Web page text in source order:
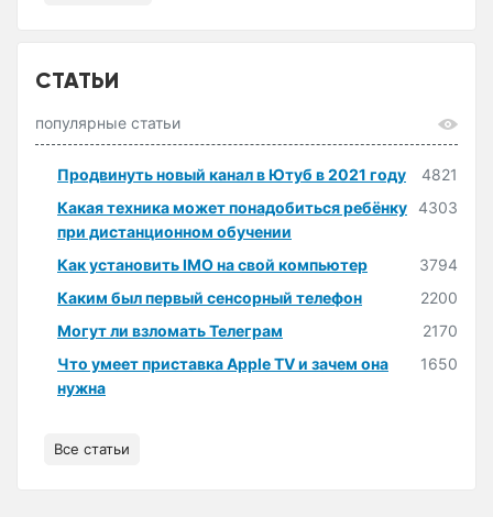
СТАТЬИ
популярные статьи
Продвинуть новый канал в Ютуб в 2021 году
4821
Какая техника может понадобиться ребёнку
при дистанционном обучении
4303
Как установить IMO на свой компьютер
3794
Каким был первый сенсорный телефон
2200
Могут ли взломать Телеграм
2170
Что умеет приставка Apple TV и зачем она
нужна
1650
Все статьи